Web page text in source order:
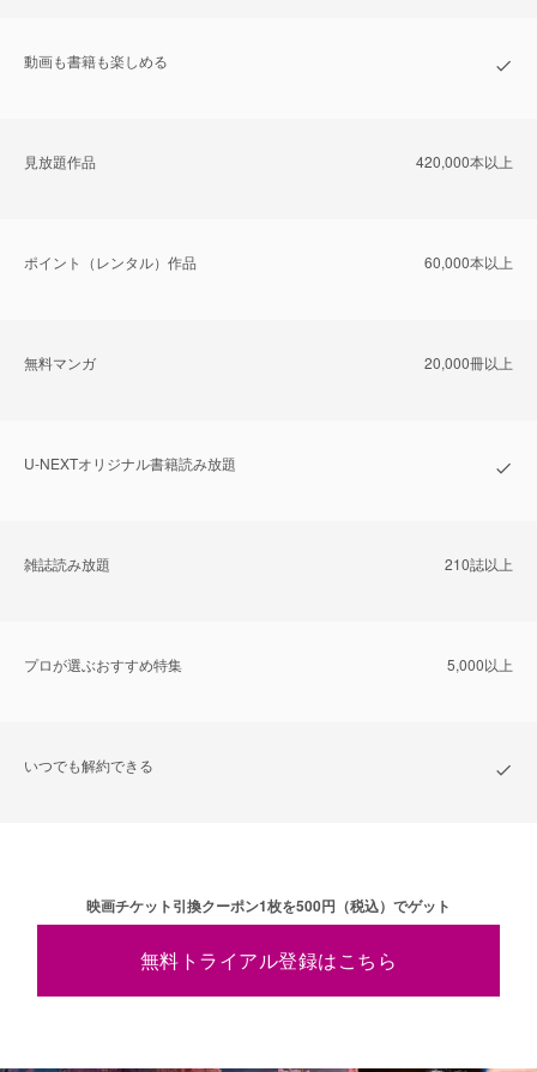
動画も書籍も楽しめる
⾒放題作品 420,000本以上
ポイント（レンタル）作品 60,000本以上
無料マンガ 20,000冊以上
U-NEXTオリジナル書籍読み放題
雑誌読み放題 210誌以上
プロが選ぶおすすめ特集 5,000以上
いつでも解約できる
映画チケット引換クーポン1枚を500円（税込）でゲット
無料トライアル登録はこちら